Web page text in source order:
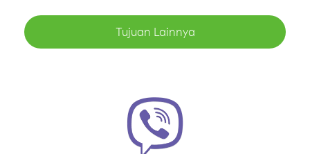
Tujuan Lainnya